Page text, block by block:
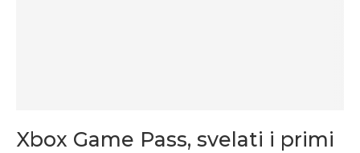
Xbox Game Pass, svelati i primi